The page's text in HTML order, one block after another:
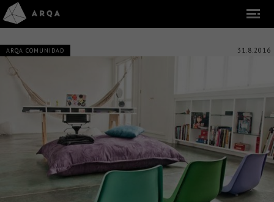
ARQA COMUNIDAD 31.8.2016